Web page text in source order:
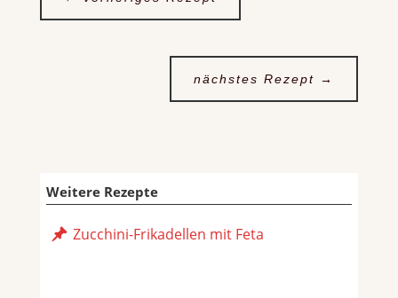
nächstes Rezept →
Weitere Rezepte
Zucchini-Frikadellen mit Feta